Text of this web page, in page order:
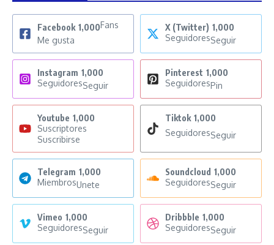
Facebook 1,000Fans
Me gusta
X (Twitter) 1,000
SeguidoresSeguir
Instagram 1,000
SeguidoresSeguir
Pinterest 1,000
SeguidoresPin
Youtube 1,000
Suscriptores
Suscribirse
Tiktok 1,000
SeguidoresSeguir
Telegram 1,000
MiembrosUnete
Soundcloud 1,000
SeguidoresSeguir
Vimeo 1,000
SeguidoresSeguir
Dribbble 1,000
SeguidoresSeguir